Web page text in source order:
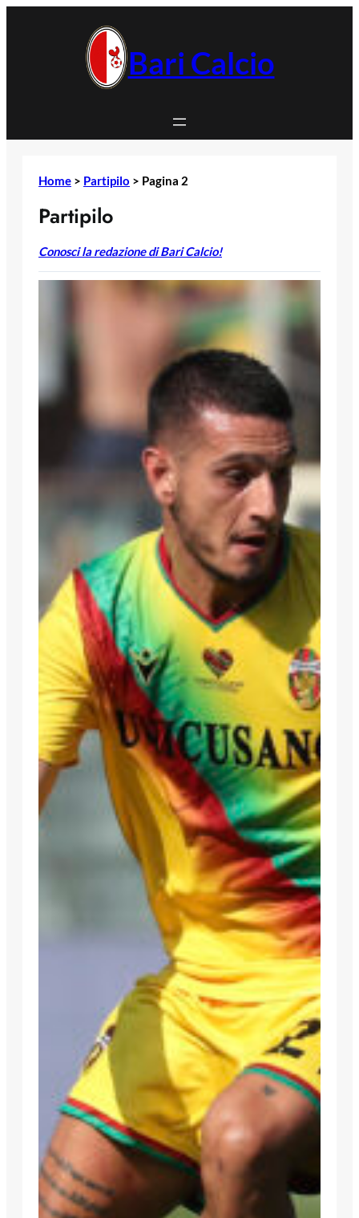
Bari Calcio
Home > Partipilo > Pagina 2
Partipilo
Conosci la redazione di Bari Calcio!